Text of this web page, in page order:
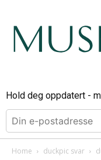
Hold deg oppdatert -
Home duckpic svar